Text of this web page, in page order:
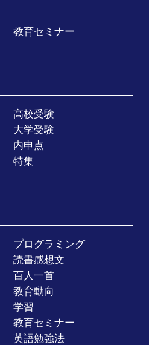
教育セミナー
高校受験
大学受験
内申点
特集
プログラミング
読書感想文
百人一首
教育動向
学習
教育セミナー
英語勉強法